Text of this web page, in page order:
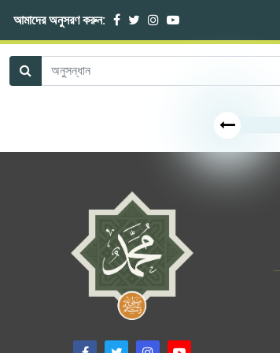
আমাদের অনুসরণ করুন: